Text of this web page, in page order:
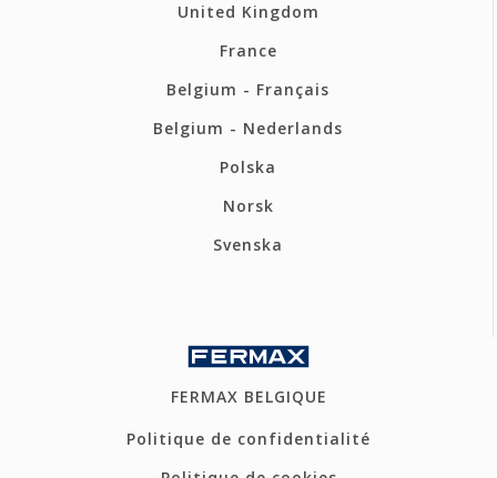
United Kingdom
France
Belgium - Français
Belgium - Nederlands
Polska
Norsk
Svenska
FERMAX BELGIQUE
Politique de confidentialité